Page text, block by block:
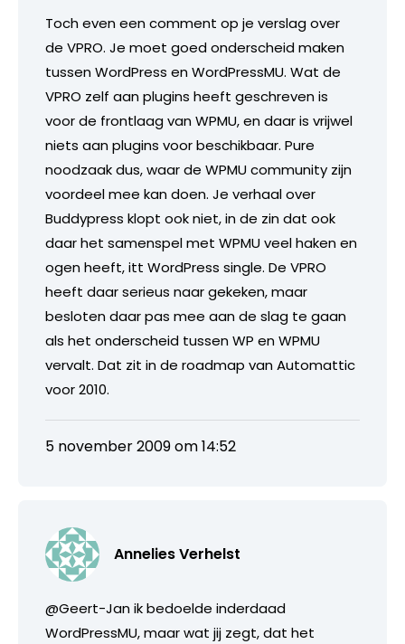
Toch even een comment op je verslag over
de VPRO. Je moet goed onderscheid maken
tussen WordPress en WordPressMU. Wat de
VPRO zelf aan plugins heeft geschreven is
voor de frontlaag van WPMU, en daar is vrijwel
niets aan plugins voor beschikbaar. Pure
noodzaak dus, waar de WPMU community zijn
voordeel mee kan doen. Je verhaal over
Buddypress klopt ook niet, in de zin dat ook
daar het samenspel met WPMU veel haken en
ogen heeft, itt WordPress single. De VPRO
heeft daar serieus naar gekeken, maar
besloten daar pas mee aan de slag te gaan
als het onderscheid tussen WP en WPMU
vervalt. Dat zit in de roadmap van Automattic
voor 2010.
5 november 2009 om 14:52
Annelies Verhelst
@Geert-Jan ik bedoelde inderdaad
WordPressMU, maar wat jij zegt, dat het